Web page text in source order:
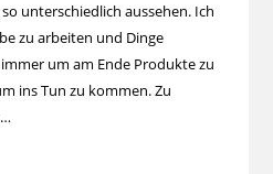
unterschiedlich aussehen. Ich
zu arbeiten und Dinge
um am Ende Produkte zu
ins Tun zu kommen. Zu